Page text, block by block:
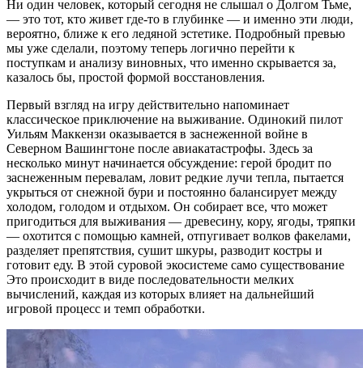
Ни один человек, который сегодня не слышал о Долгом Тьме,
— это тот, кто живет где-то в глубинке — и именно эти люди,
вероятно, ближе к его ледяной эстетике. Подробный превью
мы уже сделали, поэтому теперь логично перейти к
поступкам и анализу виновных, что именно скрывается за,
казалось бы, простой формой восстановления.
Первый взгляд на игру действительно напоминает
классическое приключение на выживание. Одинокий пилот
Уильям Маккензи оказывается в заснеженной войне в
Северном Вашингтоне после авиакатастрофы. Здесь за
несколько минут начинается обсуждение: герой бродит по
заснеженным перевалам, ловит редкие лучи тепла, пытается
укрыться от снежной бури и постоянно балансирует между
холодом, голодом и отдыхом. Он собирает все, что может
пригодиться для выживания — древесину, кору, ягоды, тряпки
— охотится с помощью камней, отпугивает волков факелами,
разделяет препятствия, сушит шкуры, разводит костры и
готовит еду. В этой суровой экосистеме само существование
Это происходит в виде последовательности мелких
вычислений, каждая из которых влияет на дальнейший
игровой процесс и темп обработки.